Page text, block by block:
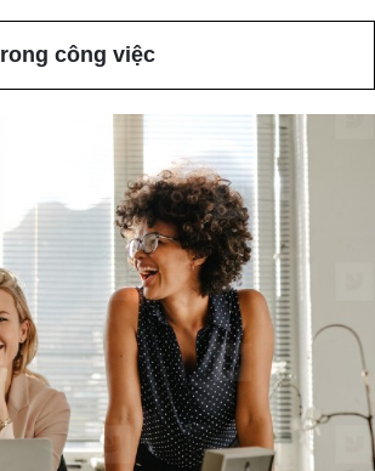
công việc